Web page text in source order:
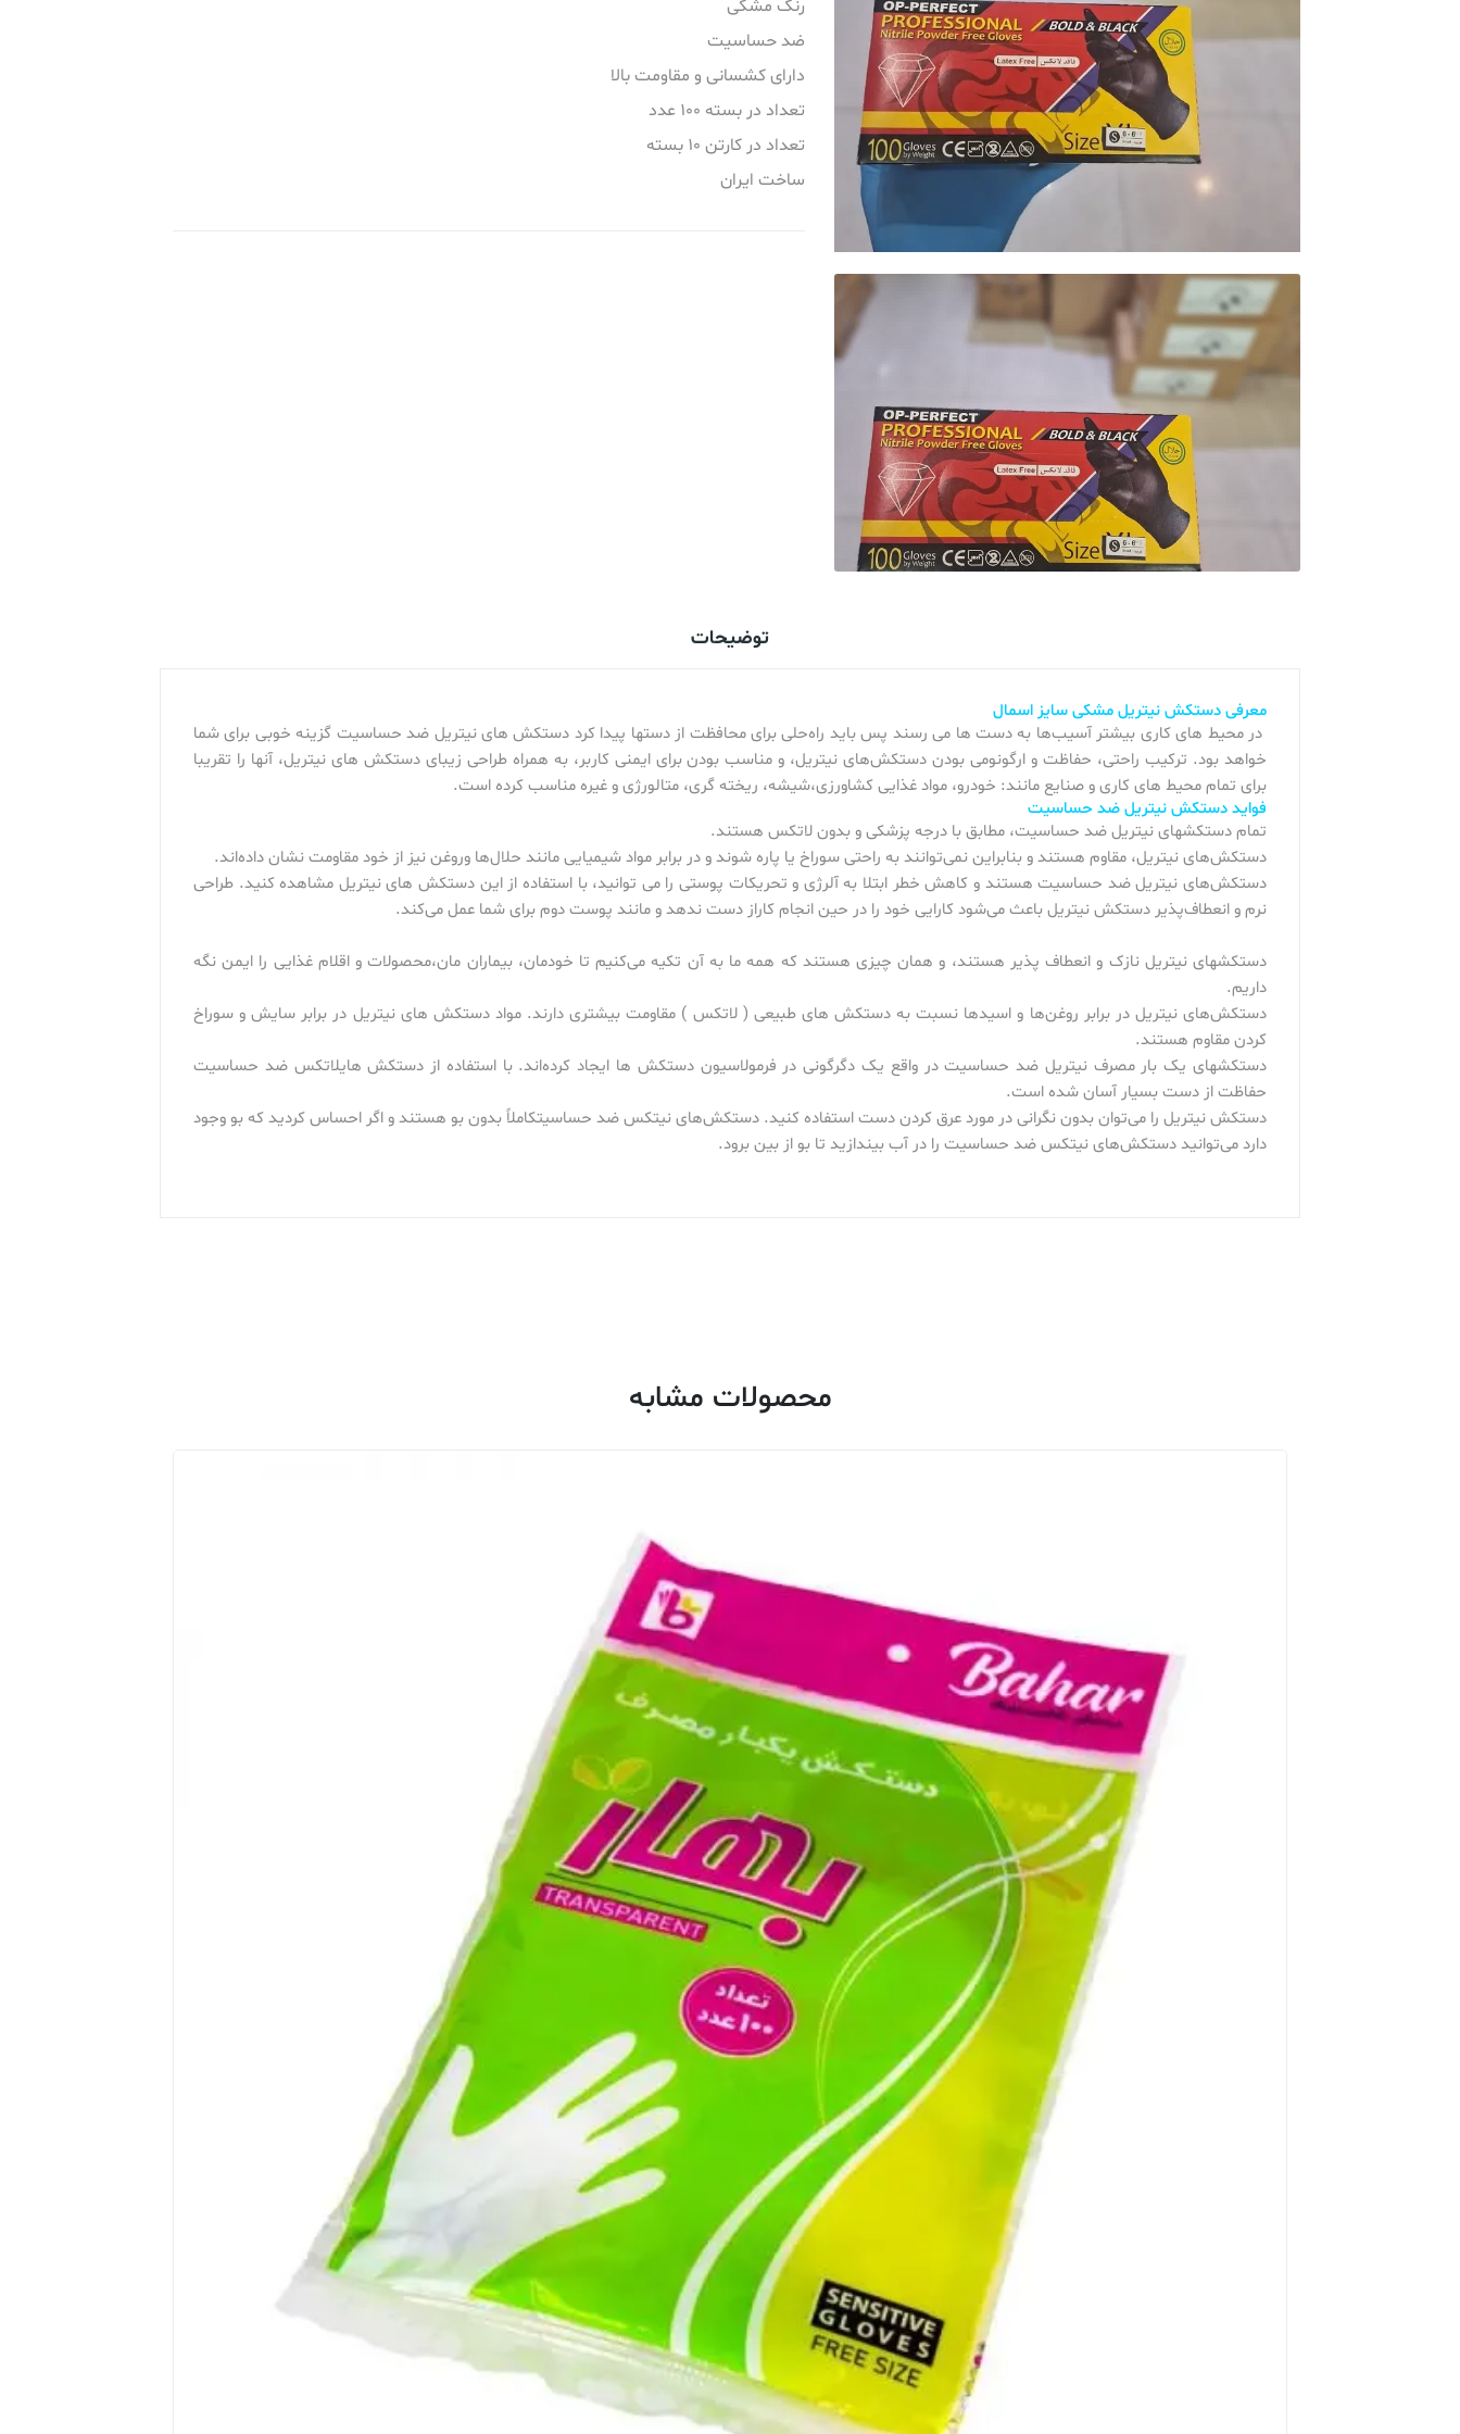
سایر محصولات
محصولات مصرفی زنان و زایمان
سایر محصولات
محصولات مصرفی زنان و زایمان
محصولات خانگی ، آرایشی و
بهداشتی
محصولات سنجش سلامتی
محصولات مبلمان و هتلینگ
پزشکی
محصولات آزمایشگاهی
محصولات دندانپزشکی
رنگ مشکی
ضد حساسیت
دارای کشسانی و مقاومت بالا
تعداد در بسته 100 عدد
تعداد در کارتن 10 بسته
ساخت ایران
توضیحات
معرفی دستکش نیتریل مشکی سایز اسمال
در محیط های کاری بیشتر آسیب‌ها به دست ها می رسند پس باید راه‌حلی برای محافظت از دستها پیدا کرد دستکش های نیتریل ضد حساسیت گزینه خوبی برای شما
خواهد بود. ترکیب راحتی، حفاظت و ارگونومی بودن دستکش‌های نیتریل، و مناسب بودن برای ایمنی کاربر، به همراه طراحی زیبای دستکش های نیتریل، آنها را تقریبا
برای تمام محیط های کاری و صنایع مانند: خودرو، مواد غذایی کشاورزی،شیشه، ریخته گری، متالورژی و غیره مناسب کرده است.
فواید دستکش نیتریل ضد حساسیت
تمام دستکشهای نیتریل ضد حساسیت، مطابق با درجه پزشکی و بدون لاتکس هستند.
دستکش‌های نیتریل، مقاوم هستند و بنابراین نمی‌توانند به راحتی سوراخ یا پاره شوند و در برابر مواد شیمیایی مانند حلال‌ها وروغن نیز از خود مقاومت نشان داده‌اند.
دستکش‌های نیتریل ضد حساسیت هستند و کاهش خطر ابتلا به آلرژی و تحریکات پوستی را می توانید، با استفاده از این دستکش های نیتریل مشاهده کنید. طراحی
نرم و انعطاف‌پذیر دستکش نیتریل باعث می‌شود کارایی خود را در حین انجام کاراز دست ندهد و مانند پوست دوم برای شما عمل می‌کند.
دستکشهای نیتریل نازک و انعطاف پذیر هستند، و همان چیزی هستند که همه ما به آن تکیه می‌کنیم تا خودمان، بیماران مان،محصولات و اقلام غذایی را ایمن نگه
داریم.
دستکش‌های نیتریل در برابر روغن‌ها و اسیدها نسبت به دستکش های طبیعی ( لاتکس ) مقاومت بیشتری دارند. مواد دستکش های نیتریل در برابر سایش و سوراخ
کردن مقاوم هستند.
دستکشهای یک بار مصرف نیتریل ضد حساسیت در واقع یک دگرگونی در فرمولاسیون دستکش ها ایجاد کرده‌اند. با استفاده از دستکش هایلاتکس ضد حساسیت
حفاظت از دست بسیار آسان شده است.
دستکش نیتریل را می‌توان بدون نگرانی در مورد عرق کردن دست استفاده کنید. دستکش‌های نیتکس ضد حساسیتکاملاً بدون بو هستند و اگر احساس کردید که بو وجود
دارد می‌توانید دستکش‌های نیتکس ضد حساسیت را در آب بیندازید تا بو از بین برود.
محصولات مشابه